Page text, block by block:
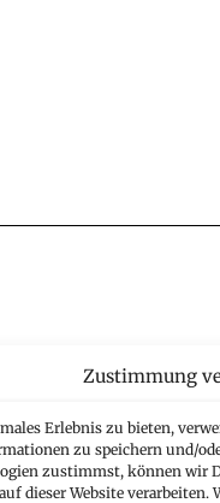
Zustimmung
Erlebnis zu bieten,
zu speichern und/
zustimmst, können wir
dieser Website